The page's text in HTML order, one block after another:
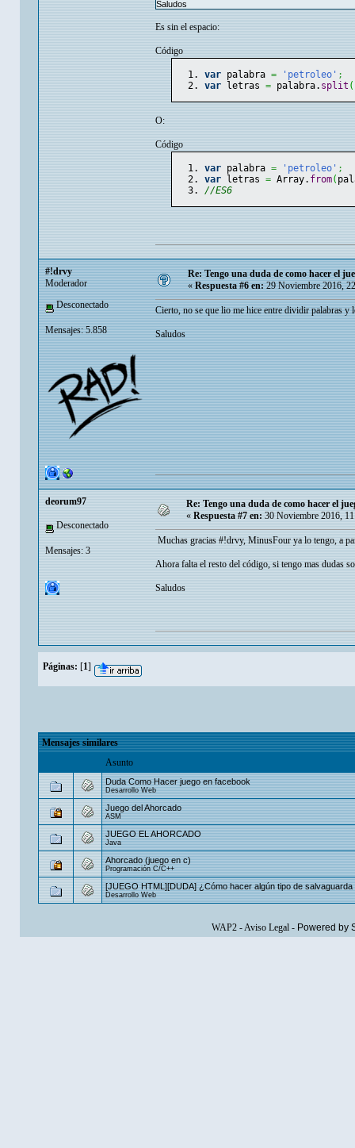
Saludos
Es sin el espacio:
Código
var palabra = 'petroleo' ;
var letras = palabra. split (
O:
Código
var palabra = 'petroleo' ;
var letras = Array. from(
//ES6
#!drvy
Moderador
Desconectado
Mensajes: 5.858
Re: Tengo una duda de como hacer el
«Respuesta #6 en:29 Noviembre 2016,
Cierto, no se que lio me hice entre dividir palabras y
Saludos
deorum97
Desconectado
Mensajes: 3
Re: Tengo una duda de como hacer el
« Respuesta #7 en: 30 Noviembre 2016,
Muchas gracias #!drvy, MinusFour ya lo tengo, a
Ahora falta el resto del código, si tengo mas dudas
Saludos
Páginas: [1]
Mensajes similares
Asunto
Duda Como Hacer juego en facebook
Desarrollo Web
Juego del Ahorcado
ASM
JUEGO EL AHORCADO
Java
Ahorcado (juego en c)
Programación C/C++
[JUEGO HTML][DUDA] ¿Cómo hacer algún tipo de salvaguarda
Desarrollo Web
WAP2-Aviso Legal- Powered by